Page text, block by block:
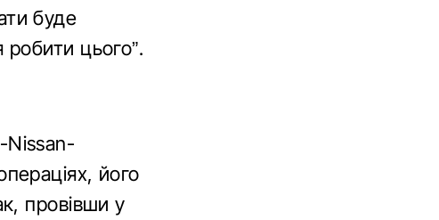
буде
робити цього”.
Nissan-
його
провівши у